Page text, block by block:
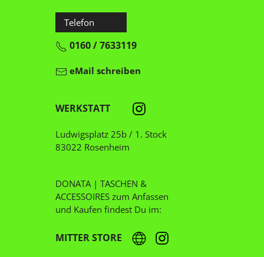
Telefon
0160 / 7633119
eMail schreiben
WERKSTATT
Ludwigsplatz 25b / 1. Stock
83022 Rosenheim
DONATA | TASCHEN &
ACCESSOIRES zum Anfassen
und Kaufen findest Du im:
MITTER STORE